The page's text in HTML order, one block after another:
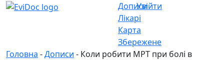
Дописи
Лікарі
Карта
Збережене
Увійти
Головна -Дописи - Коли робити МРТ при болі в